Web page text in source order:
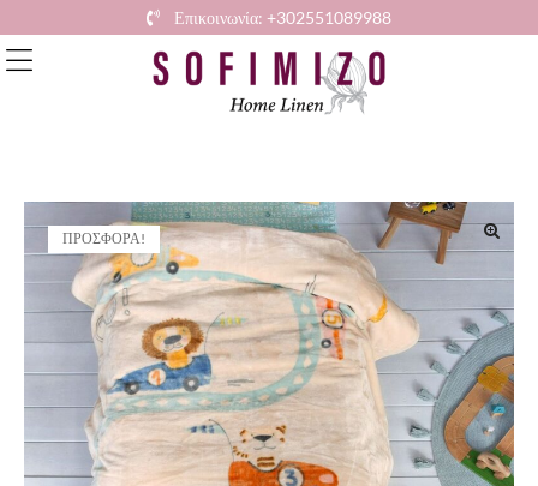
Επικοινωνία: +302551089988
ΠΡΟΣΦΟΡΆ!